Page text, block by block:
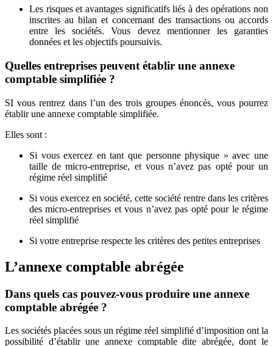
Les risques et avantages significatifs liés à des opérations non
inscrites au bilan et concernant des transactions ou accords
entre les sociétés. Vous devez mentionner les garanties
données et les objectifs poursuivis.
Quelles entreprises peuvent établir une annexe
comptable simplifiée ?
SI vous rentrez dans l’un des trois groupes énoncés, vous pourrez
établir une annexe comptable simplifiée.
Elles sont :
Si vous exercez en tant que personne physique » avec une
taille de micro-entreprise, et vous n’avez pas opté pour un
régime réel simplifié
Si vous exercez en société, cette société rentre dans les critères
des micro-entreprises et vous n’avez pas opté pour le régime
réel simplifié
Si votre entreprise respecte les critères des petites entreprises
L’annexe comptable abrégée
Dans quels cas pouvez-vous produire une annexe
comptable abrégée ?
Les sociétés placées sous un régime réel simplifié d’imposition ont la
possibilité d’établir une annexe comptable dite abrégée, dont le